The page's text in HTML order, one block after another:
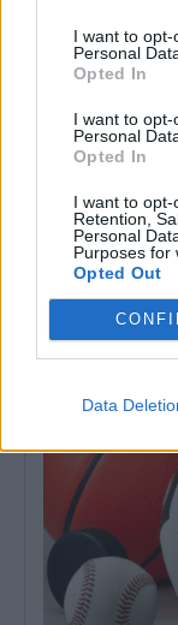
I want to
Personal
Opted In
I want to
Personal
Opted In
I want to opt-
Retention,
Personal
Purposes for
Opted Out
Data
Souselense João
título europeu de
O souselense
Endurance que
3 Agosto, 2026 - 10:54